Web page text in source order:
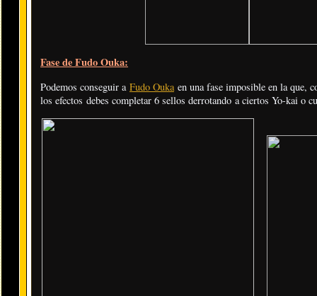
Fase de Fudo Ouka:
Podemos conseguir a Fudo Ouka en una fase imposible en la que,
los efectos debes completar 6 sellos derrotando a ciertos Yo-kai o